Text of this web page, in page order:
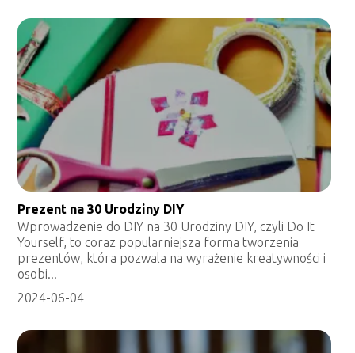
Prezent na 30 Urodziny DIY
Wprowadzenie do DIY na 30 Urodziny DIY, czyli Do It
Yourself, to coraz popularniejsza forma tworzenia
prezentów, która pozwala na wyrażenie kreatywności i
osobi...
2024-06-04